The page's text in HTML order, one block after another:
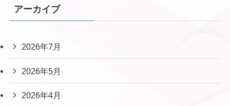
アーカイブ
2026年7月
2026年5月
2026年4月